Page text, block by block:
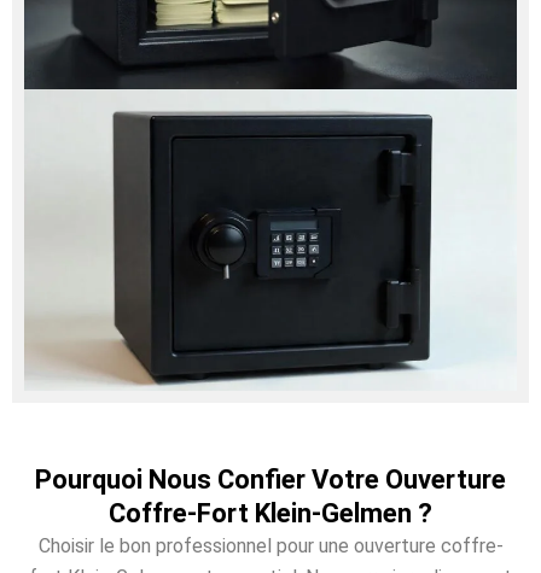
Pourquoi Nous Confier Votre Ouverture
Coffre-Fort Klein-Gelmen ?
Choisir le bon professionnel pour une ouverture coffre-